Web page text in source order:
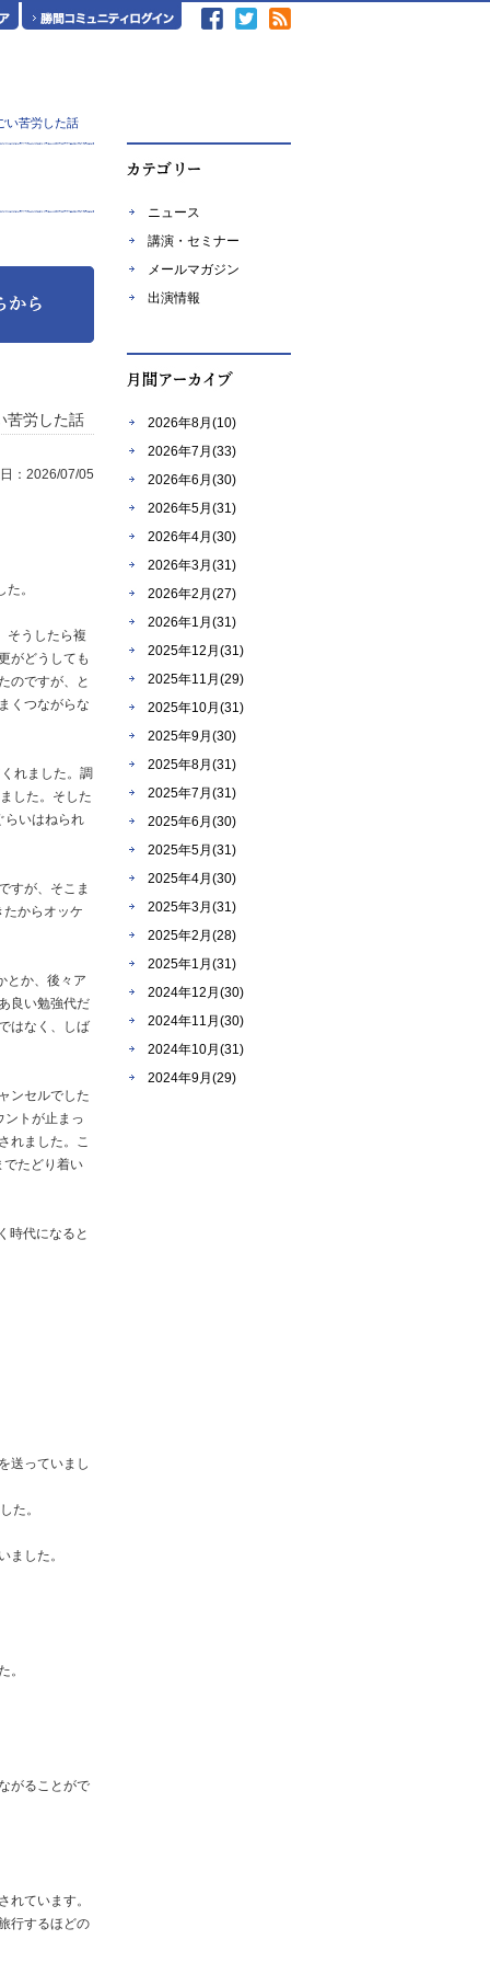
ニュース
講演・セミナー
メールマガジン
出演情報
2026年8月(10)
2026年7月(33)
2026年6月(30)
2026年5月(31)
2026年4月(30)
2026年3月(31)
2026年2月(27)
2026年1月(31)
2025年12月(31)
2025年11月(29)
2025年10月(31)
2025年9月(30)
2025年8月(31)
2025年7月(31)
2025年6月(30)
2025年5月(31)
2025年4月(30)
2025年3月(31)
2025年2月(28)
2025年1月(31)
2024年12月(30)
2024年11月(30)
2024年10月(31)
2024年9月(29)
い苦労した話
苦労した話
：2026/07/05
。
そうしたら複
がどうしても
のですが、と
くつながらな
れました。調
した。そした
らいはねられ
すが、そこま
からオッケ
とか、後々ア
良い勉強代だ
はなく、しば
ンセルでした
ントが止まっ
れました。こ
でたどり着い
時代になると
送っていまし
た。
ました。
。
がることがで
れています。
行するほどの